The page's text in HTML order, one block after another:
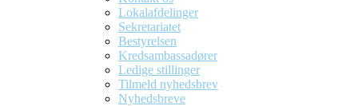
Lokalafdelinger
Sekretariatet
Bestyrelsen
Kredsambassadører
Ledige stillinger
Tilmeld nyhedsbrev
Nyhedsbreve